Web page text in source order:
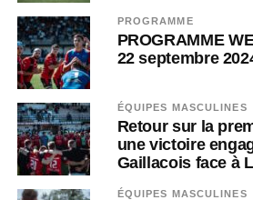
PROGRAMME
PROGRAMME
22 septembre
ÉQUIPES MASCULINES
Retour sur la
une victoire
Gaillacois face à
ÉQUIPES MASCULINES